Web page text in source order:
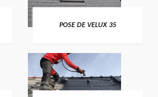
POSE DE VELUX 35